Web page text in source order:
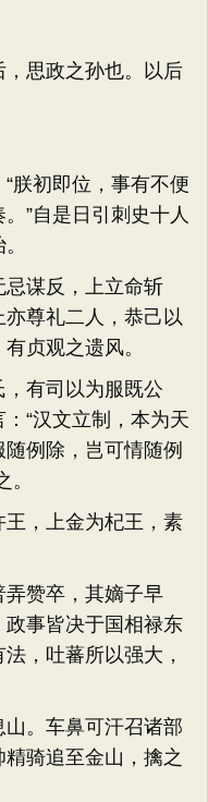
思政之孙也。以后
初即位，事有不便
”自是日引刺史十人
谋反，上立命斩
尊礼二人，恭己以
贞观之遗风。
有司以为服既公
“汉文立制，本为天
例除，岂可情随例
，上金为杞王，素
赞卒，其嫡子早
事皆决于国相禄东
，吐蕃所以强大，
。车鼻可汗召诸部
骑追至金山，擒之